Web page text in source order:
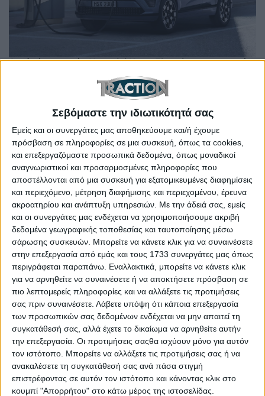
Σεβόμαστε την ιδιωτικότητά σας
Εμείς και οι συνεργάτες μας αποθηκεύουμε και/ή έχουμε
πρόσβαση σε πληροφορίες σε μια συσκευή, όπως τα cookies,
και επεξεργαζόμαστε προσωπικά δεδομένα, όπως μοναδικοί
αναγνωριστικοί και προσαρμοσμένες πληροφορίες που
αποστέλλονται από μια συσκευή για εξατομικευμένες διαφημίσεις
και περιεχόμενο, μέτρηση διαφήμισης και περιεχομένου, έρευνα
ακροατηρίου και ανάπτυξη υπηρεσιών. Με την άδειά σας, εμείς
και οι συνεργάτες μας ενδέχεται να χρησιμοποιήσουμε ακριβή
δεδομένα γεωγραφικής τοποθεσίας και ταυτοποίησης μέσω
σάρωσης συσκευών. Μπορείτε να κάνετε κλικ για να συναινέσετε
στην επεξεργασία από εμάς και τους 1733 συνεργάτες μας όπως
περιγράφεται παραπάνω. Εναλλακτικά, μπορείτε να κάνετε κλικ
για να αρνηθείτε να συναινέσετε ή να αποκτήσετε πρόσβαση σε
πιο λεπτομερείς πληροφορίες και να αλλάξετε τις προτιμήσεις
σας πριν συναινέσετε. Λάβετε υπόψη ότι κάποια επεξεργασία
των προσωπικών σας δεδομένων ενδέχεται να μην απαιτεί τη
συγκατάθεσή σας, αλλά έχετε το δικαίωμα να αρνηθείτε αυτήν
την επεξεργασία. Οι προτιμήσεις σαςθα ισχύουν μόνο για αυτόν
τον ιστότοπο. Μπορείτε να αλλάξετε τις προτιμήσεις σας ή να
ανακαλέσετε τη συγκατάθεσή σας ανά πάσα στιγμή
επιστρέφοντας σε αυτόν τον ιστότοπο και κάνοντας κλικ στο
κουμπί "Απορρήτου" στο κάτω μέρος της ιστοσελίδας.
Αυτό είναι το νέο Hyundai Kona Electric με αυτονομία
Αθήνα-Αγρίνιο με ηλεκτρικό: Ταξιδέψαμε και…
ευπειθώς αναφέρουμε!